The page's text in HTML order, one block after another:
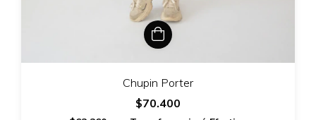
Chupin Porter
$70.400